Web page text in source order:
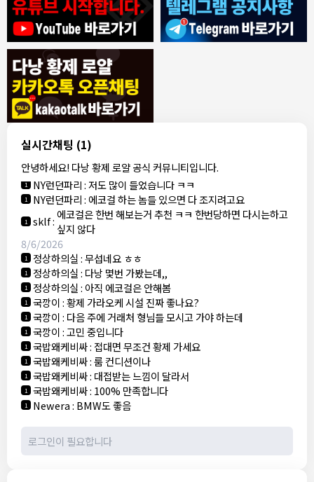
실시간채팅 (1)
안녕하세요! 다낭 황제 로얄 공식 커뮤니티입니다.
8/4/2026
1 모기한테물림:여기도 문의해보면 바로 알려줌
1 모기한테물림:정찰가보다 쌀수 없음
1 결혼안해:ㄹㅇ 팩트 ㅋㅋㅋㅋ
결혼안해:ㄹㅇ 팩트 ㅋㅋㅋㅋ
8/5/2026
NY런던파리 :다낭 에코걸 여기서 예약 가능한가요?
1 3군:에코걸 좀 조심 하는게 좋음
1 NY런던파리:저도 많이 들었습니다 ㅋㅋ
1 NY런던파리: 에코걸 하는 놈들 있으면 다 조지려고요
1 sklf: 에코걸은 한번 해보는거 추천 ㅋㅋ 한번당하면 다시는하고
싶지 않다
8/6/2026
1 정상하의실:무섭네요 ㅎㅎ
1 정상하의실: 다낭 몇번 가봤는데,,
1 정상하의실: 아직 에코걸은 안해봄
1 국깡이:황제 가라오케 시설 진짜 좋나요?
1 국깡이: 다음 주에 거래처 형님들 모시고 가야 하는데
1 국깡이:고민 중입니다
1 국밥왜케비싸: 접대면 무조건 황제 가세요
1 국밥왜케비싸:룸 컨디션이나
1 국밥왜케비싸: 대접받는 느낌이 달라서
1 국밥왜케비싸: 100% 만족합니다
1 Newera: BMW도 좋음